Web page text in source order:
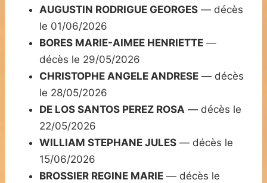
AUGUSTIN RODRIGUE GEORGES — décès
le 01/06/2026
BORES MARIE-AIMEE HENRIETTE —
décès le 29/05/2026
CHRISTOPHE ANGELE ANDRESE — décès
le 28/05/2026
DE LOS SANTOS PEREZ ROSA — décès le
22/05/2026
WILLIAM STEPHANE JULES — décès le
15/06/2026
BROSSIER REGINE MARIE — décès le